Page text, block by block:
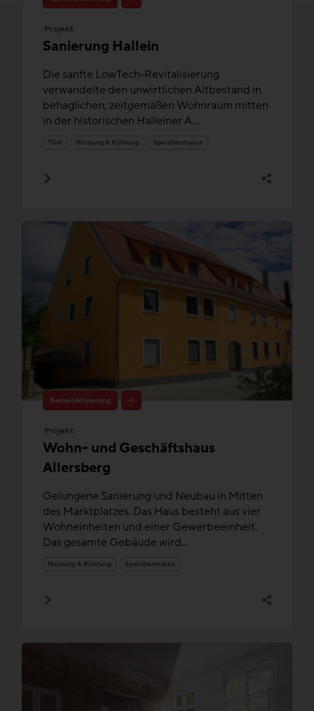
Projekt
Sanierung Hallein
Die sanfte LowTech-Revitalisierung
verwandelte den unwirtlichen Altbestand in
behaglichen, zeitgemäßen Wohnraum mitten
in der historischen Halleiner A...
TGA Heizung & Kühlung Speichermasse
Bauteilaktivierung +1
Projekt
Wohn- und Geschäftshaus
Allersberg
Gelungene Sanierung und Neubau in Mitten
des Marktplatzes. Das Haus besteht aus vier
Wohneinheiten und einer Gewerbeeinheit.
Das gesamte Gebäude wird...
Heizung & Kühlung Speichermasse